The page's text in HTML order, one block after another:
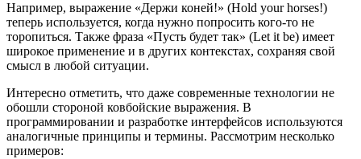
Например, выражение «Держи коней!» (Hold your horses!)
теперь используется, когда нужно попросить кого-то не
торопиться. Также фраза «Пусть будет так» (Let it be) имеет
широкое применение и в других контекстах, сохраняя свой
смысл в любой ситуации.
Интересно отметить, что даже современные технологии не
обошли стороной ковбойские выражения. В
программировании и разработке интерфейсов используются
аналогичные принципы и термины. Рассмотрим несколько
примеров: